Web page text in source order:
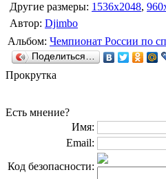
Другие размеры: 1536x2048,
Автор: Djimbo
Альбом: Чемпионат России по
Поделиться…
Прокрутка
Есть мнение?
Имя:
Email:
Код безопасности: